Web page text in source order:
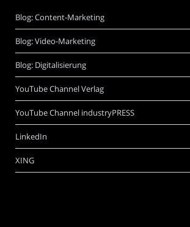
Blog: Content-Marketing
Blog: Video-Marketing
Blog: Digitalisierung
YouTube Channel Verlag
YouTube Channel industryPRESS
LinkedIn
XING